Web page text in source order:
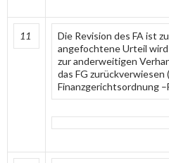
11
Die Revision des FA ist
angefochtene Urteil
zur anderweitigen
das FG zurückverwiesen
Finanzgerichtsordnung